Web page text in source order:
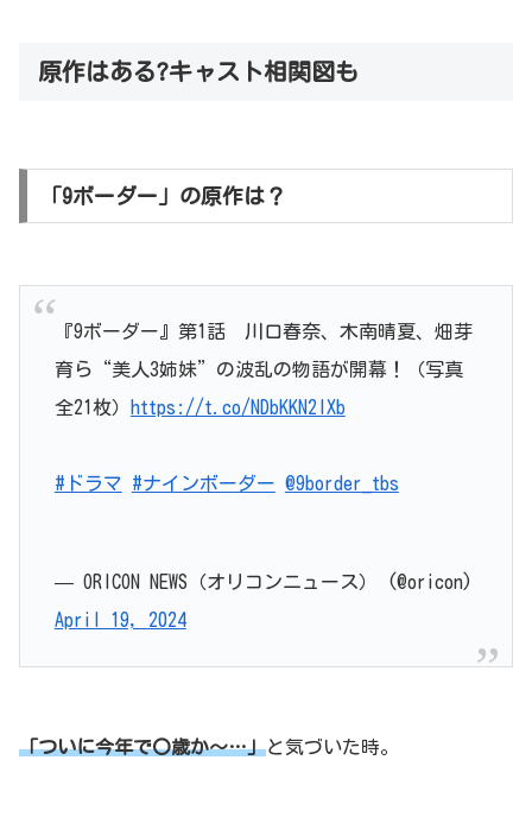
原作はある?キャスト相関図も
「9ボーダー」の原作は？
『9ボーダー』第1話 川口春奈、木南晴夏、畑芽
育ら“美人3姉妹”の波乱の物語が開幕！（写真
全21枚）
https://t.co/NDbKKN2IXb
#ドラマ #ナインボーダー @9border_tbs
— ORICON NEWS（オリコンニュース） (@oricon)
April 19, 2024
「ついに今年で〇歳か～…」と気づいた時。